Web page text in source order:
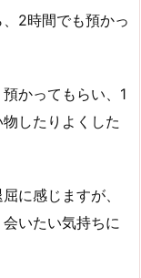
2時間でも預かっ
かってもらい、1
したりよくした
に感じますが、
いたい気持ちに